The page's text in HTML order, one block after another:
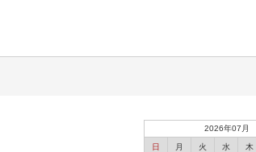
2026年07月
日 月 火 水 木